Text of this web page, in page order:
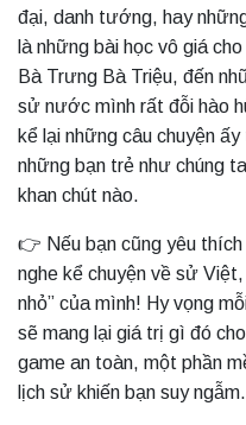
đại, danh tướng, hay
là những bài học vô giá
Bà Trưng Bà Triệu, đến
sử nước mình rất đỗi hào
kể lại những câu chuyện
những bạn trẻ như chúng
khan chút nào.
👉 Nếu bạn cũng yêu
nghe kể chuyện về sử
nhỏ” của mình! Hy vọng
sẽ mang lại giá trị gì đó
game an toàn, một phần
lịch sử khiến bạn suy ngẫm.